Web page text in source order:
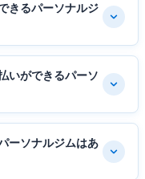
きるパーソナルジ
いができるパーソ
ーソナルジムはあ